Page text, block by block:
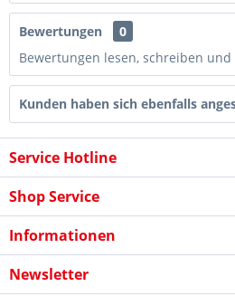
Bewertungen
0
Bewertungen lesen, schreiben
Kunden haben sich ebenfalls
Service Hotline
Shop Service
Informationen
Newsletter